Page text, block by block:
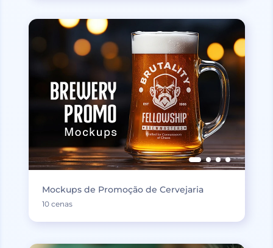
Mockups de Promoção de Cervejaria
10 cenas